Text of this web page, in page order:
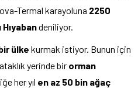
Termal karayoluna 2250
Hıyabandeniliyor.
ülke kurmak istiyor. Bunun için
yerinde bir orman
her yıl en az 50 bin ağaç